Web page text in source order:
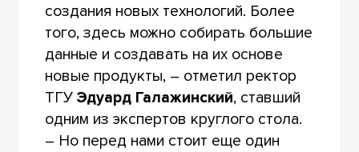
создания новых технологий. Более
того, здесь можно собирать большие
данные и создавать на их основе
новые продукты, – отметил ректор
ТГУ Эдуард Галажинский, ставший
одним из экспертов круглого стола.
– Но перед нами стоит еще один